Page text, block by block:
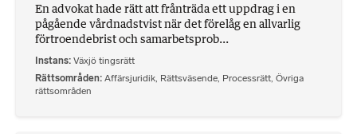
En advokat hade rätt att frånträda ett uppdrag i en
pågående vårdnadstvist när det förelåg en allvarlig
förtroendebrist och samarbetsprob...
Instans Växjö tingsrätt
Rättsområden Affärsjuridik Rättsväsende Processrätt Övriga
rättsområden